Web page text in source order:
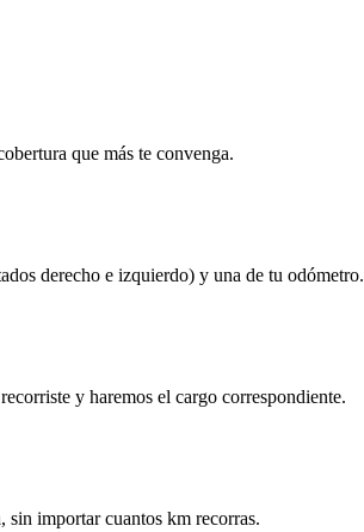
que más te convenga.
derecho e izquierdo) y una de tu odómetro.
y haremos el cargo correspondiente.
sin importar cuantos km recorras.